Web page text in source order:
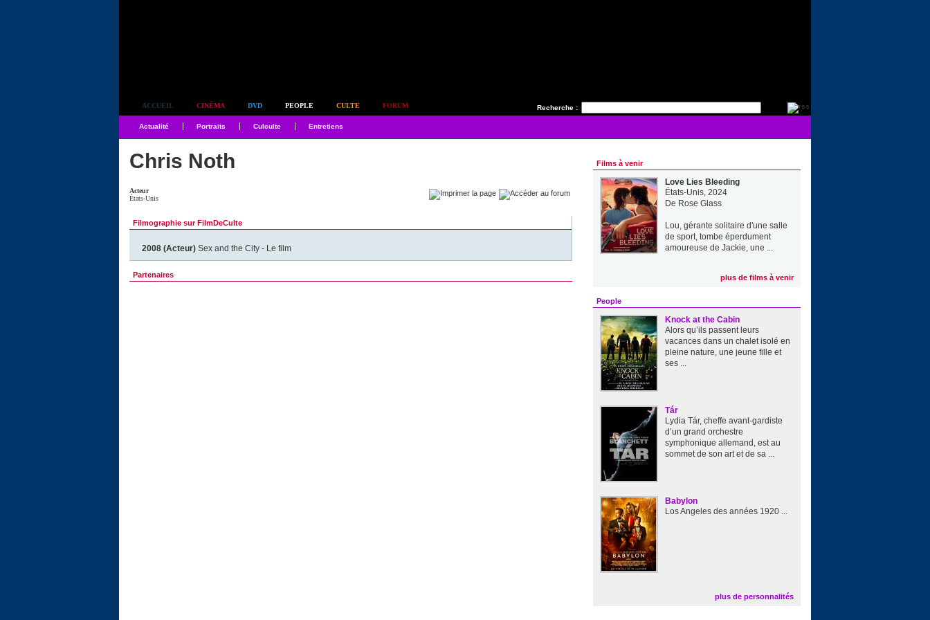
Recherche :
ACCUEIL CINÉMA DVD PEOPLE CULTE FORUM
Actualité Portraits Culculte Entretiens
Chris Noth
Acteur
États-Unis
Filmographie sur FilmDeCulte
2008 (Acteur) Sex and the City - Le film
Partenaires
Films à venir
Love Lies Bleeding
États-Unis, 2024
De Rose Glass
Lou, gérante solitaire d'une salle
de sport, tombe éperdument
amoureuse de Jackie, une ...
plus de films à venir
People
Knock at the Cabin
Alors qu’ils passent leurs
vacances dans un chalet isolé en
pleine nature, une jeune fille et
ses ...
Tár
Lydia Tár, cheffe avant-gardiste
d’un grand orchestre
symphonique allemand, est au
sommet de son art et de sa ...
Babylon
Los Angeles des années 1920 ...
plus de personnalités